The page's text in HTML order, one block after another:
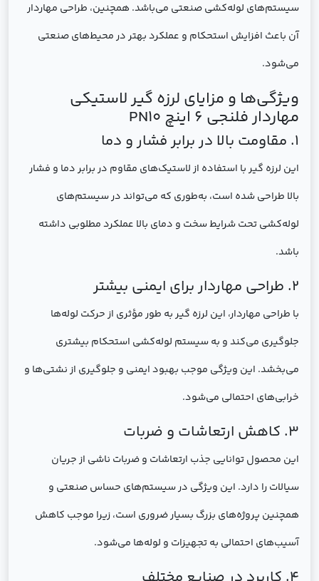
سیستم‌های لوله‌کشی صنعتی می‌باشد. همچنین، طراحی مهاردار
آن باعث افزایش استحکام و عملکرد بهتر در محیط‌های صنعتی
می‌شود.
ویژگی‌ها و مزایای لرزه گیر لاستیکی
مهاردار فلنجی 6 اینچ PN10
1. مقاومت بالا در برابر فشار و دما
این لرزه گیر با استفاده از لاستیک‌های مقاوم در برابر دما و فشار
بالا طراحی شده است، به‌طوری که می‌تواند در سیستم‌های
لوله‌کشی تحت شرایط سخت و دمای بالا عملکرد مطلوبی داشته
باشد.
2. طراحی مهاردار برای ایمنی بیشتر
با طراحی مهاردار، این لرزه گیر به طور مؤثری از حرکت لوله‌ها
جلوگیری می‌کند و به سیستم لوله‌کشی استحکام بیشتری
می‌بخشد. این ویژگی موجب بهبود ایمنی و جلوگیری از نشتی‌ها و
خرابی‌های احتمالی می‌شود.
3. کاهش ارتعاشات و ضربات
این محصول توانایی جذب ارتعاشات و ضربات ناشی از جریان
سیالات را دارد. این ویژگی در سیستم‌های حساس صنعتی و
همچنین پروژه‌های بزرگ بسیار ضروری است، زیرا موجب کاهش
آسیب‌های احتمالی به تجهیزات و لوله‌ها می‌شود.